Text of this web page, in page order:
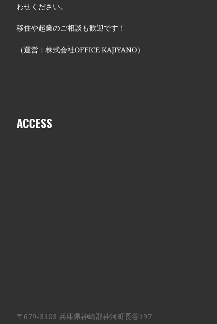
わせください。
移住や起業のご相談も歓迎です！
（運営：株式会社OFFICE KAJIYANO）
ACCESS
〒679-3103 兵庫県神崎郡神河町長谷197